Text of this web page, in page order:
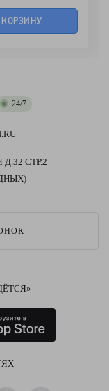
КОРЗИНУ
24/7
СТР.2